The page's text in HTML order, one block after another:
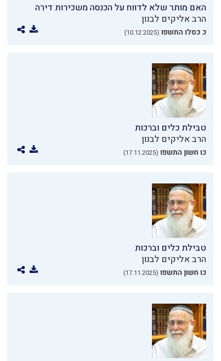
האם מותר שלא לדווח על הכנסה משכירות דירה
הרב אליקים לבנון
כ כסלו התשפו (10.12.2025)
טבילת כלים וברכות
הרב אליקים לבנון
כו חשון התשפו (17.11.2025)
טבילת כלים וברכות
הרב אליקים לבנון
כו חשון התשפו (17.11.2025)